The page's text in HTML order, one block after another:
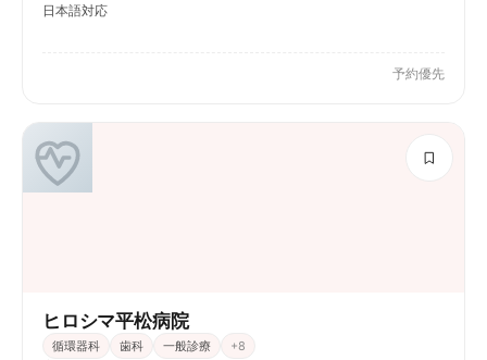
日本語対応
予約優先
ヒロシマ平松病院
循環器科 歯科 一般診療 +8